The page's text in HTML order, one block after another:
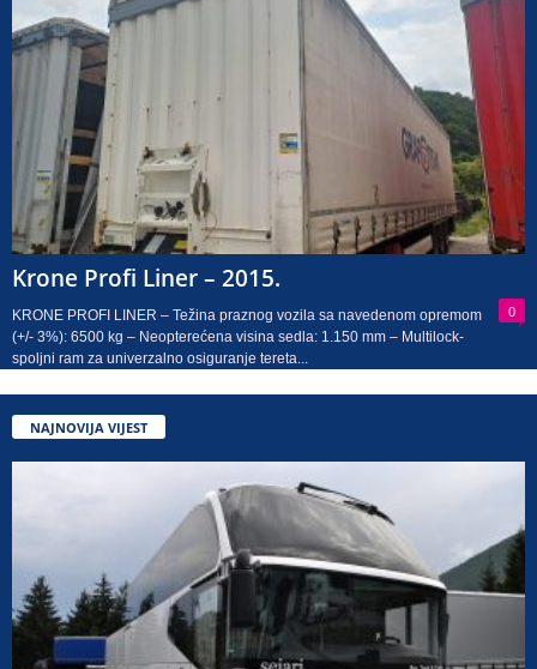
Krone Profi Liner – 2015.
0
KRONE PROFI LINER – Težina praznog vozila sa navedenom opremom
(+/- 3%): 6500 kg – Neopterećena visina sedla: 1.150 mm – Multilock-
spoljni ram za univerzalno osiguranje tereta...
NAJNOVIJA VIJEST